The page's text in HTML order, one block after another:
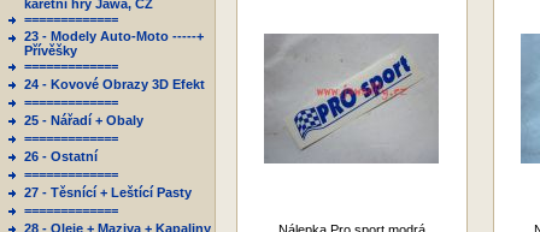
karetní hry Jawa, ČZ
=============
23 - Modely Auto-Moto -----+
Přívěšky
=============
24 - Kovové Obrazy 3D Efekt
=============
25 - Nářadí + Obaly
=============
26 - Ostatní
=============
27 - Těsnící + Leštící Pasty
=============
28 - Oleje + Maziva + Kapaliny